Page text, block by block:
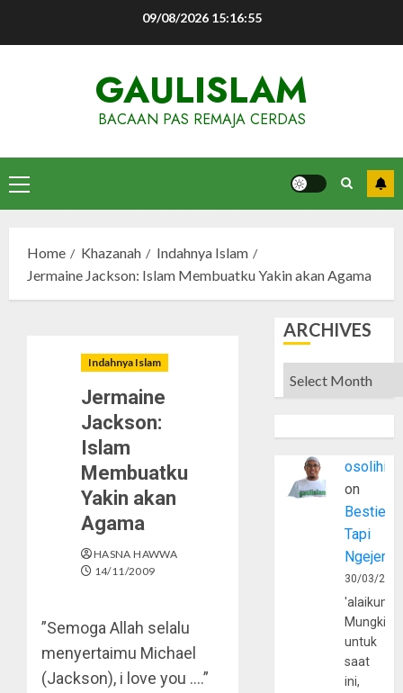
09/08/2026 15:16:55
GAULISLAM
BACAAN PAS REMAJA CERDAS
Primary
Menu
Home Khazanah
Indahnya Islam
Jermaine Jackson: Islam Membuatku Yakin akan Agama
Indahnya Islam
Jermaine
Jackson:
Islam
Membuatku
Yakin akan
Agama
HASNA HAWWA
14/11/2009
”Semoga Allah selalu
menyertaimu Michael
(Jackson), i love you ….”
ARCHIVES
Archives
osolihin
on
Bestie
Tapi
30/03/
Mungkin
untuk
saat
ini,